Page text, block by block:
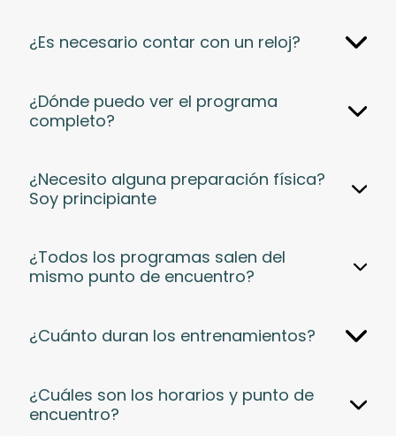
¿Es necesario contar con un reloj?
¿Dónde puedo ver el programa
completo?
¿Necesito alguna preparación física?
Soy principiante
¿Todos los programas salen del
mismo punto de encuentro?⁤
¿Cuánto duran los entrenamientos?
¿Cuáles son los horarios y punto de
encuentro?